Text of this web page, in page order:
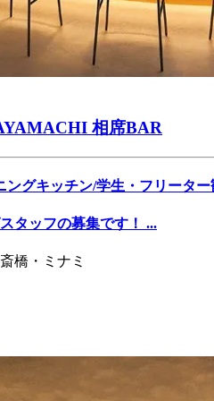
相席BAR
ングキッチン/学生・フリーター
タッフの募集です！ ...
橋・ミナミ